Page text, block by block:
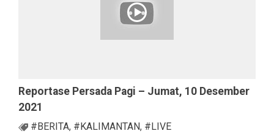
Reportase Persada Pagi – Jumat, 10 Desember
2021
#BERITA, #KALIMANTAN, #LIVE